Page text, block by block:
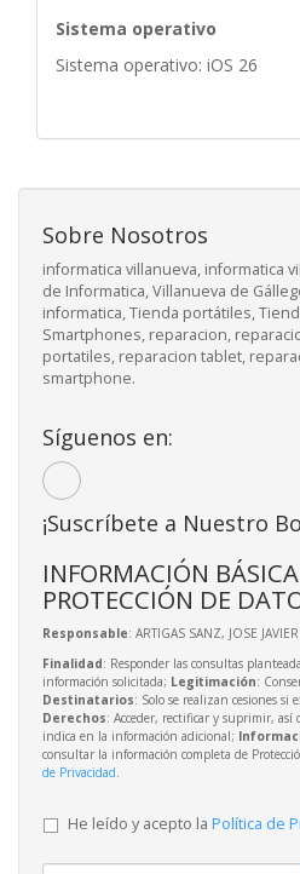
Sistema operativo
Sistema operativo: iOS 26
Sobre Nosotros
informatica villanueva, informatica
de Informatica, Villanueva de
informatica, Tienda portátiles,
Smartphones, reparacion,
portatiles, reparacion tablet,
smartphone.
Síguenos en:
¡Suscríbete a Nuestro
INFORMACIÓN
PROTECCIÓN DE
Responsable: ARTIGAS SANZ, JOSE JAVIER
Finalidad: Responder las consultas
información solicitada; Legitimación:
Destinatarios: Solo se realizan cesiones si
Derechos: Acceder, rectificar y suprimir, así
indica en la información adicional;
consultar la información completa de
de Privacidad
He leído y acepto la Política de